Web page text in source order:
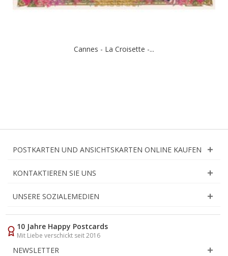
Cannes - La Croisette -...
POSTKARTEN UND ANSICHTSKARTEN ONLINE KAUFEN
KONTAKTIEREN SIE UNS
UNSERE SOZIALEMEDIEN
10 Jahre Happy Postcards
Mit Liebe verschickt seit 2016
NEWSLETTER